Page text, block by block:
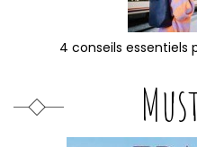
4 conseils essentiels